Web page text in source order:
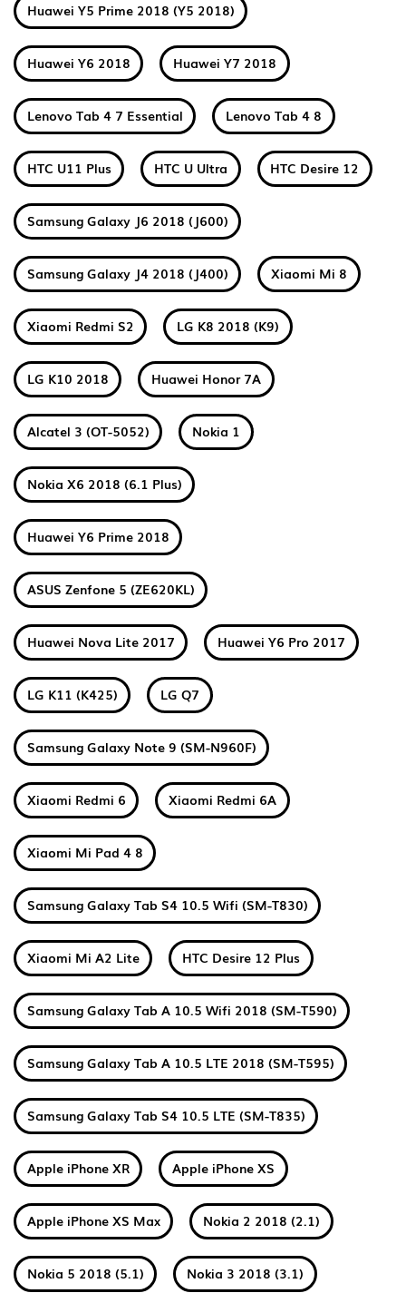
Huawei Y5 Prime 2018 (Y5 2018)
Huawei Y6 2018 Huawei Y7 2018
Lenovo Tab 4 7 Essential Lenovo Tab 4 8
HTC U11 Plus HTC U Ultra HTC Desire 12
Samsung Galaxy J6 2018 (J600)
Samsung Galaxy J4 2018 (J400) Xiaomi Mi 8
Xiaomi Redmi S2 LG K8 2018 (K9)
LG K10 2018 Huawei Honor 7A
Alcatel 3 (OT-5052) Nokia 1
Nokia X6 2018 (6.1 Plus)
Huawei Y6 Prime 2018
ASUS Zenfone 5 (ZE620KL)
Huawei Nova Lite 2017 Huawei Y6 Pro 2017
LG K11 (K425) LG Q7
Samsung Galaxy Note 9 (SM-N960F)
Xiaomi Redmi 6 Xiaomi Redmi 6A
Xiaomi Mi Pad 4 8
Samsung Galaxy Tab S4 10.5 Wifi (SM-T830)
Xiaomi Mi A2 Lite HTC Desire 12 Plus
Samsung Galaxy Tab A 10.5 Wifi 2018 (SM-T590)
Samsung Galaxy Tab A 10.5 LTE 2018 (SM-T595)
Samsung Galaxy Tab S4 10.5 LTE (SM-T835)
Apple iPhone XR Apple iPhone XS
Apple iPhone XS Max Nokia 2 2018 (2.1)
Nokia 5 2018 (5.1) Nokia 3 2018 (3.1)